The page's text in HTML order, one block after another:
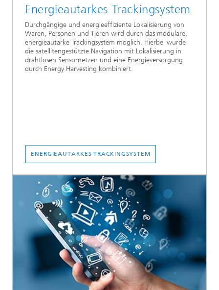
Energieautarkes Trackingsystem
Durchgängige und energieeffiziente Lokalisierung von
Waren, Personen und Tieren wird durch das modulare,
energieautarke Trackingsystem möglich. Hierbei wurde
die satellitengestützte Navigation mit Lokalisierung in
drahtlosen Sensornetzen und eine Energieversorgung
durch Energy Harvesting kombiniert.
ENERGIEAUTARKES TRACKINGSYSTEM